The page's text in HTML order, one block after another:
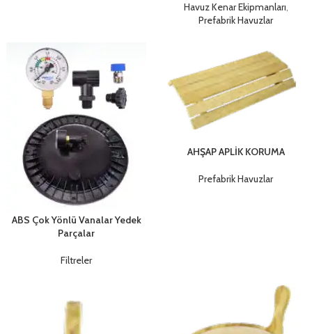
Havuz Kenar Ekipmanları,
Prefabrik Havuzlar
ABS Çok Yönlü Vanalar Yedek
Parçalar
Filtreler
AHŞAP APLİK KORUMA
Prefabrik Havuzlar